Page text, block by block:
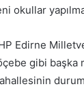
okullar
Edirne
gibi başka